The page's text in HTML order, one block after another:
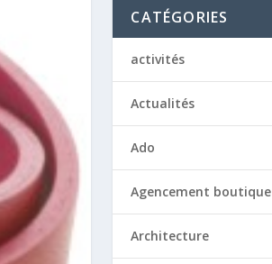
CATÉGORIES
activités
Actualités
Ado
Agencement boutique
Architecture